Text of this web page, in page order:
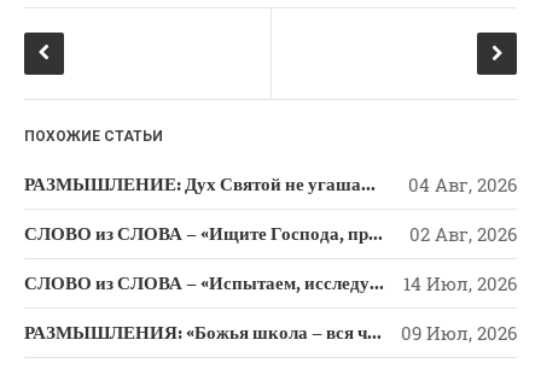
История-Свидетельство
Книга "Второе Пришествие
Христа"
Книги
Музыка-Видео
Новости
Поэзия
Притчи
ki
ПОХОЖИЕ СТАТЬИ
РАЗМЫШЛЕНИЕ: Дух Святой не угашайте! 04 Авг, 2026
СЛОВО из СЛОВА – «Ищите Господа, призывайте Его» (Исаии 55) 02 Авг, 2026
СЛОВО из СЛОВА – «Испытаем, исследуем пути свои и обратимся к Господу» 14 Июл, 2026
РАЗМЫШЛЕНИЯ: «Божья школа – вся человеческая жизнь» 09 Июл, 2026